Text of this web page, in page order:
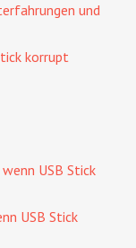
und
korrupt
USB Stick
USB Stick